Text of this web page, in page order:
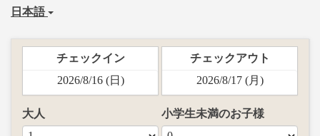
日本語
チェックイン チェックアウト
大人 小学生未満のお子様